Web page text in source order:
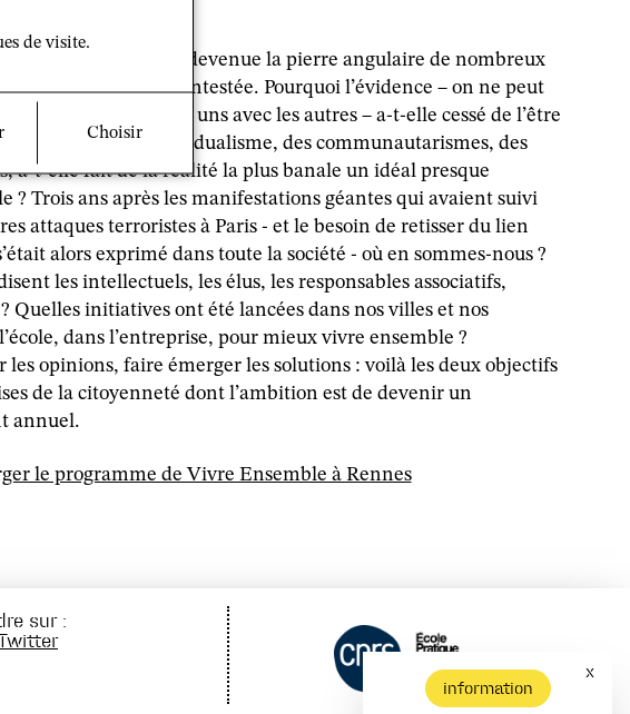
: cette formule, devenue la pierre angulaire de nombreux
est parfois contestée. Pourquoi l’évidence – on ne peut
que vivre les uns avec les autres – a-t-elle cessé de l’être
la montée de l’individualisme, des communautarismes, des
a-t-elle fait de la réalité la plus banale un idéal presque
? Trois ans après les manifestations géantes qui avaient suivi
attaques terroristes à Paris - et le besoin de retisser du lien
alors exprimé dans toute la société - où en sommes-nous ?
les intellectuels, les élus, les responsables associatifs,
Quelles initiatives ont été lancées dans nos villes et nos
dans l’entreprise, pour mieux vivre ensemble ?
les opinions, faire émerger les solutions : voilà les deux objectifs
de la citoyenneté dont l’ambition est de devenir un
annuel.
le programme de Vivre Ensemble à Rennes
x
information
de visite.
Choisir
sur :